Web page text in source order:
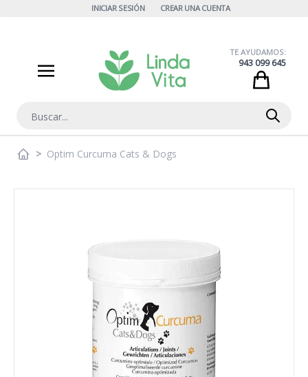
INICIAR SESIÓN CREAR UNA CUENTA
Buscar
TE AYUDAMOS:
943 099 645
> Optim Curcuma Cats & Dogs